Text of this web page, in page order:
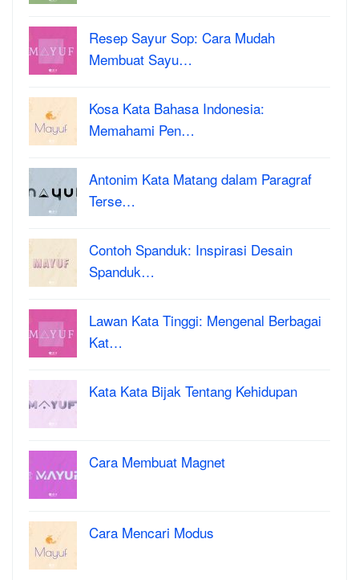
Resep Sayur Sop: Cara Mudah
Membuat Sayu…
Kosa Kata Bahasa Indonesia:
Memahami Pen…
Antonim Kata Matang dalam Paragraf
Terse…
Contoh Spanduk: Inspirasi Desain
Spanduk…
Lawan Kata Tinggi: Mengenal Berbagai
Kat…
Kata Kata Bijak Tentang Kehidupan
Cara Membuat Magnet
Cara Mencari Modus